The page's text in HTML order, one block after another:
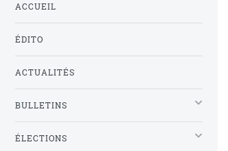
ACCUEIL
ÉDITO
ACTUALITÉS
BULLETINS
ÉLECTIONS